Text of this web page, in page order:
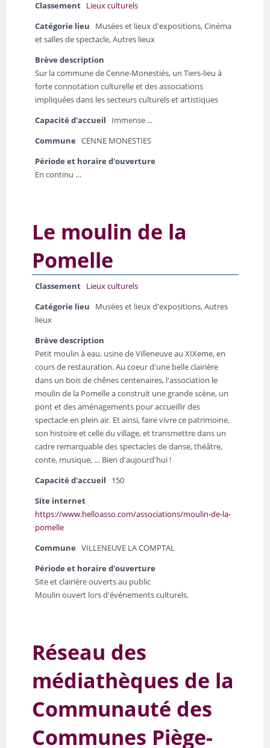
Classement Lieux culturels
Catégorie lieu
Musées et lieux d'expositions, Cinéma
et salles de spectacle, Autres lieux
Brève description
Sur la commune de Cenne-Monestiés, un Tiers-lieu à
forte connotation culturelle et des associations
impliquées dans les secteurs culturels et artistiques
Capacité d'accueil
Immense ...
Commune
CENNE MONESTIES
Période et horaire d'ouverture
En continu …
Le moulin de la
Pomelle
Classement Lieux culturels
Catégorie lieu
Musées et lieux d'expositions, Autres
lieux
Brève description
Petit moulin à eau, usine de Villeneuve au XIXeme, en
cours de restauration. Au coeur d'une belle clairière
dans un bois de chênes centenaires, l'association le
moulin de la Pomelle a construit une grande scène, un
pont et des aménagements pour accueillir des
spectacle en plein air. Et ainsi, faire vivre ce patrimoine,
son histoire et celle du village, et transmettre dans un
cadre remarquable des spectacles de danse, théâtre,
conte, musique, … Bien d'aujourd'hui !
Capacité d'accueil
150
Site internet
https://www.helloasso.com/associations/moulin-de-la-
pomelle
Commune
VILLENEUVE LA COMPTAL
Période et horaire d'ouverture
Site et clairière ouverts au public
Moulin ouvert lors d'événements culturels.
Réseau des
médiathèques de la
Communauté des
Communes Piège-